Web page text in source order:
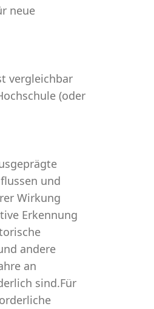
neue
vergleichbar
(oder
und
Wirkung
Erkennung
andere
an
sind.Für